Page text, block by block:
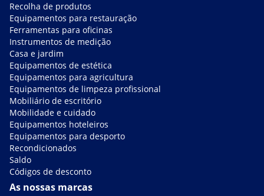
Recolha de produtos
Equipamentos para restauração
Ferramentas para oficinas
Instrumentos de medição
Casa e jardim
Equipamentos de estética
Equipamentos para agricultura
Equipamentos de limpeza profissional
Mobiliário de escritório
Mobilidade e cuidado
Equipamentos hoteleiros
Equipamentos para desporto
Recondicionados
Saldo
Códigos de desconto
As nossas marcas